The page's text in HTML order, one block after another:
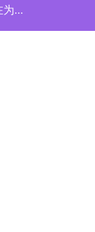
梯智眼 - 电梯AI摄像头正在为您服务